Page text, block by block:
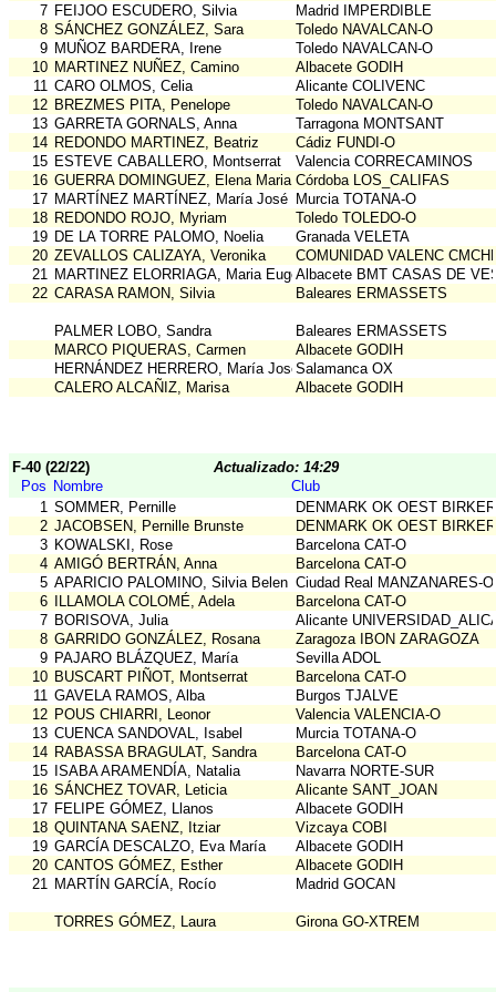
7 FEIJOO ESCUDERO, Silvia
Madrid IMPERDIBLE
8 SÁNCHEZ GONZÁLEZ, Sara
Toledo NAVALCAN-O
9 MUÑOZ BARDERA, Irene
Toledo NAVALCAN-O
10 MARTINEZ NUÑEZ, Camino
Albacete GODIH
11 CARO OLMOS, Celia
Alicante COLIVENC
12 BREZMES PITA, Penelope
Toledo NAVALCAN-O
13 GARRETA GORNALS, Anna
Tarragona MONTSANT
14 REDONDO MARTINEZ, Beatriz
Cádiz FUNDI-O
15 ESTEVE CABALLERO, Montserrat
Valencia CORRECAMINOS
16 GUERRA DOMINGUEZ, Elena Maria Córdoba LOS_CALIFAS
17 MARTÍNEZ MARTÍNEZ, María José Murcia TOTANA-O
18 REDONDO ROJO, Myriam
Toledo TOLEDO-O
19 DE LA TORRE PALOMO, Noelia
Granada VELETA
20 ZEVALLOS CALIZAYA, Veronika
COMUNIDAD VALENC
21 MARTINEZ ELORRIAGA, Maria EugeniaAlbacete BMT CASAS DE
22 CARASA RAMON, Silvia Baleares ERMASSETS
PALMER LOBO, Sandra
Baleares ERMASSETS
MARCO PIQUERAS, Carmen
Albacete GODIH
HERNÁNDEZ HERRERO, María JoséSalamanca OX
CALERO ALCAÑIZ, Marisa
Albacete GODIH
F-40 (22/22)
Actualizado: 14:29
Pos Nombre
Club
1 SOMMER, Pernille
DENMARK OK OEST
2 JACOBSEN, Pernille Brunste
DENMARK OK OEST
3 KOWALSKI, Rose
Barcelona CAT-O
4 AMIGÓ BERTRÁN, Anna
Barcelona CAT-O
5 APARICIO PALOMINO, Silvia Belen Ciudad Real MANZANARES-O
6
ILLAMOLA COLOMÉ, Adela
Barcelona CAT-O
7 BORISOVA, Julia
Alicante
8 GARRIDO GONZÁLEZ, Rosana
Zaragoza IBON ZARAGOZA
9 PAJARO BLÁZQUEZ, María
Sevilla ADOL
10 BUSCART PIÑOT, Montserrat
Barcelona CAT-O
11 GAVELA RAMOS, Alba
Burgos TJALVE
12 POUS CHIARRI, Leonor
Valencia VALENCIA-O
13 CUENCA SANDOVAL, Isabel
Murcia TOTANA-O
14 RABASSA BRAGULAT, Sandra
Barcelona CAT-O
15
ISABA ARAMENDÍA, Natalia
Navarra NORTE-SUR
16 SÁNCHEZ TOVAR, Leticia
Alicante SANT_JOAN
17 FELIPE GÓMEZ, Llanos
Albacete GODIH
18 QUINTANA SAENZ, Itziar
Vizcaya COBI
19 GARCÍA DESCALZO, Eva María
Albacete GODIH
20 CANTOS GÓMEZ, Esther
Albacete GODIH
21 MARTÍN GARCÍA, Rocío Madrid GOCAN
TORRES GÓMEZ, Laura Girona GO-XTREM